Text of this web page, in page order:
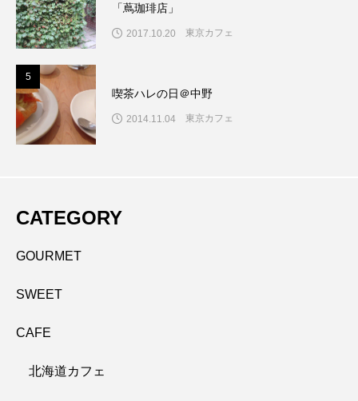
「蔦珈琲店」
2017.10.20 東京カフェ
5
喫茶ハレの日＠中野
2014.11.04 東京カフェ
CATEGORY
GOURMET
SWEET
CAFE
北海道カフェ